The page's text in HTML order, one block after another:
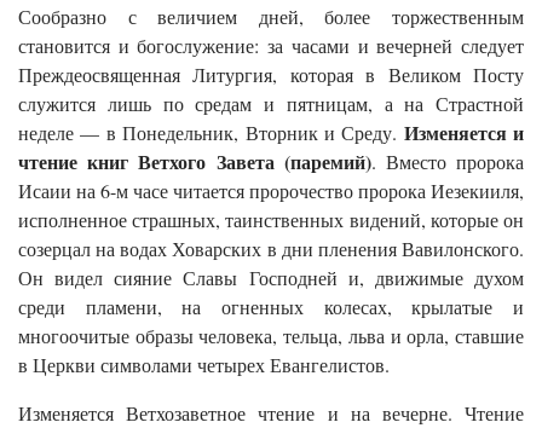
Сообразно с величием дней, более торжественным
становится и богослужение: за часами и вечерней следует
Преждеосвященная Литургия, которая в Великом Посту
служится лишь по средам и пятницам, а на Страстной
неделе — в Понедельник, Вторник и Среду. Изменяется и
чтение книг Ветхого Завета (паремий). Вместо пророка
Исаии на 6-м часе читается пророчество пророка Иезекииля,
исполненное страшных, таинственных видений, которые он
созерцал на водах Ховарских в дни пленения Вавилонского.
Он видел сияние Славы Господней и, движимые духом
среди пламени, на огненных колесах, крылатые и
многоочитые образы человека, тельца, льва и орла, ставшие
в Церкви символами четырех Евангелистов.
Изменяется Ветхозаветное чтение и на вечерне. Чтение